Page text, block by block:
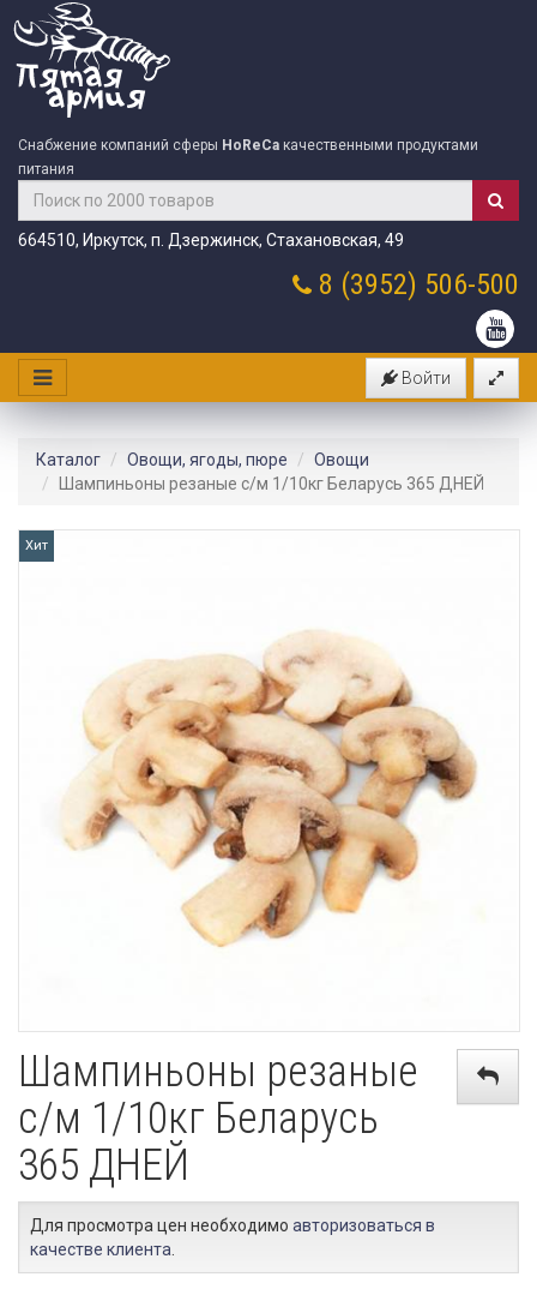
Снабжение компаний сферы HoReCa качественными продуктами
питания
664510, Иркутск, п. Дзержинск, Стахановская, 49
8 (3952) 506-500
Войти
Каталог Овощи, ягоды, пюре
Овощи
Шампиньоны резаные с/м 1/10кг Беларусь 365 ДНЕЙ
Хит
Шампиньоны резаные
с/м 1/10кг Беларусь
365 ДНЕЙ
Для просмотра цен необходимо авторизоваться в
качестве клиента